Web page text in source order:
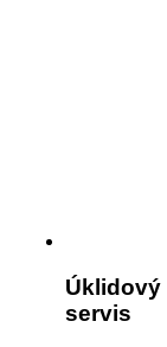
Úklidový
servis